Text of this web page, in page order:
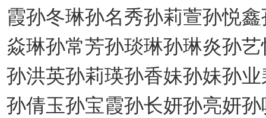
霞孙冬琳孙名秀孙莉萱孙悦
焱琳孙常芳孙琰琳孙琳炎孙
孙洪英孙莉瑛孙香妹孙妹孙
孙倩玉孙宝霞孙长妍孙亮妍